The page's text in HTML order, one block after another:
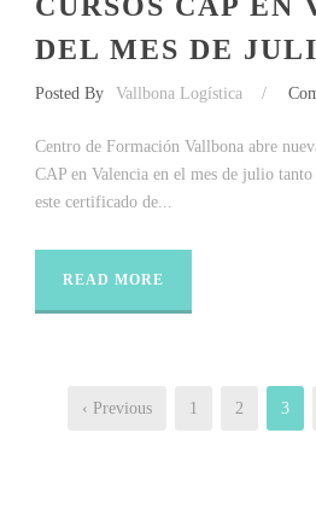
DEL MES DE
Posted By Vallbona Logística /
Centro de Formación Vallbona abre
CAP en Valencia en el mes de julio
este certificado de...
READ MORE
‹ Previous 1 2 3